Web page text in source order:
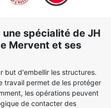
spécialité de JH
Mervent et ses
but d'embellir les structures.
travail permet de les protéger
les opérations peuvent
de contacter des